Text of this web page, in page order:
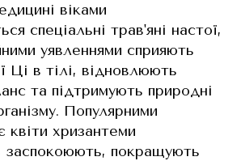
віками
спеціальні трав'яні настої,
уявленнями сприяють
Ці в тілі, відновлюють
та підтримують природні
Популярними
квіти хризантеми
покращують